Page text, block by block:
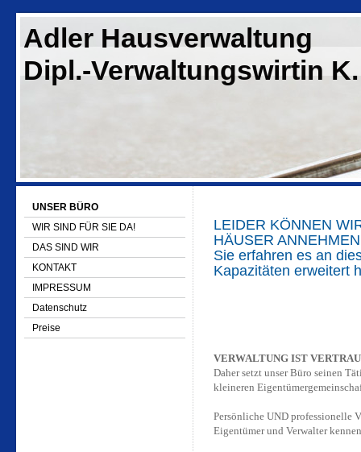
Adler Hausverwaltung
Dipl.-Verwaltungswirtin
UNSER BÜRO
WIR SIND FÜR SIE DA!
DAS SIND WIR
KONTAKT
IMPRESSUM
Datenschutz
Preise
LEIDER KÖNNEN
HÄUSER
Sie erfahren es an
Kapazitäten erweitert
VERWALTUNG IST
Daher setzt unser Büro seinen
kleineren
Persönliche UND professionelle
Eigentümer und Verwalter